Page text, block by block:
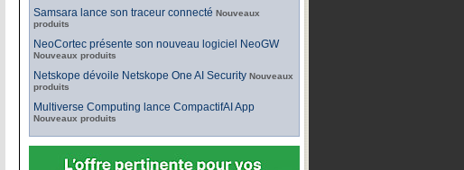
Samsara lance son traceur connecté Nouveaux
produits
NeoCortec présente son nouveau logiciel NeoGW
Nouveaux produits
Netskope dévoile Netskope One AI Security Nouveaux
produits
Multiverse Computing lance CompactifAI App
Nouveaux produits